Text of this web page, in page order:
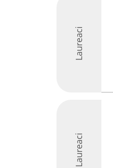
Laureaci
Laureaci